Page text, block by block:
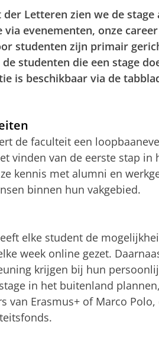
Letteren zien we de
evenementen, onze
studenten zijn primair
studenten die een stage
is beschikbaar via de
de faculteit een
vinden van de eerste stap in
kennis met alumni en
binnen hun vakgebied.
elke student de
week online gezet.
krijgen bij hun
in het buitenland
van Erasmus+ of Marco